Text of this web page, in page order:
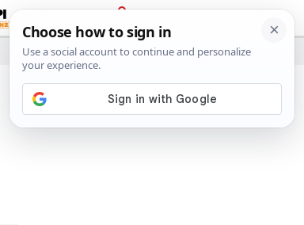
PRIJAVA